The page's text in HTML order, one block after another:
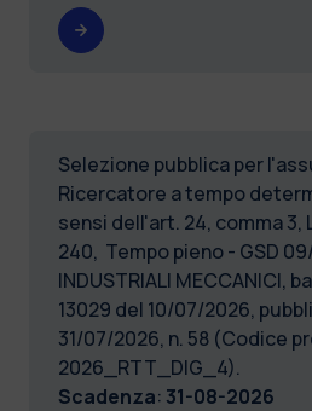
Selezione pubblica per
Ricercatore a tempo
sensi dell'art. 24, comma 3,
240, Tempo pieno - GSD
INDUSTRIALI MECCANICI,
13029 del 10/07/2026,
31/07/2026, n. 58 (Codice
2026_RTT_DIG_4).
Scadenza: 31-08-2026